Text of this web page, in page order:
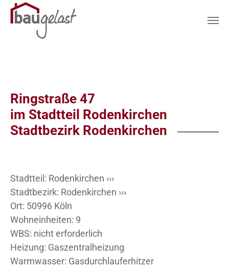
Ringstraße 47
im Stadtteil Rodenkirchen
Stadtbezirk Rodenkirchen
Stadtteil: Rodenkirchen ›››
Stadtbezirk: Rodenkirchen ›››
Ort: 50996 Köln
Wohneinheiten: 9
WBS: nicht erforderlich
Heizung: Gaszentralheizung
Warmwasser: Gasdurchlauferhitzer